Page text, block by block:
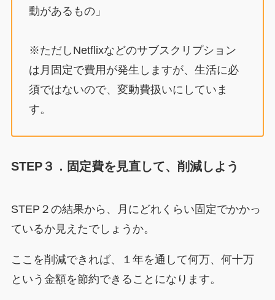
動があるもの」
※ただしNetflixなどのサブスクリプション
は月固定で費用が発生しますが、生活に必
須ではないので、変動費扱いにしていま
す。
STEP３．固定費を見直して、削減しよう
STEP２の結果から、月にどれくらい固定でかかっ
ているか見えたでしょうか。
ここを削減できれば、１年を通して何万、何十万
という金額を節約できることになります。